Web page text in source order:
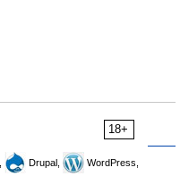
18+
Drupal,
WordPress,